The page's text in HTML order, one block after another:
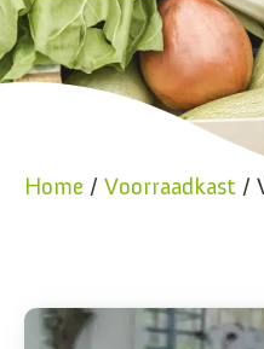
Home / Voorraadkast /